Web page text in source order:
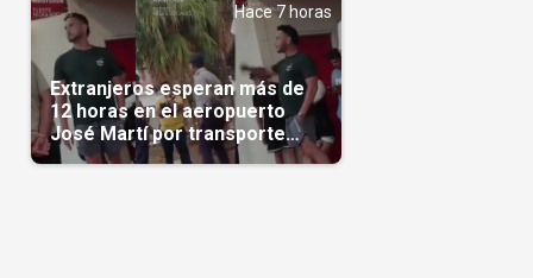
Hace 7 horas
Extranjeros esperan más de
12 horas en el aeropuerto
José Martí por transporte
reservado semanas